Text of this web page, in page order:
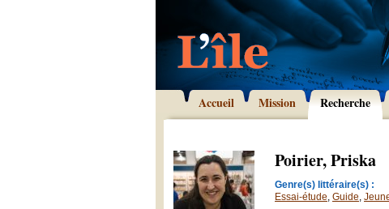
Accueil Mission Recherche
Poirier, Priska
Genre(s) littéraire(s) :
Essai-étude, Guide,